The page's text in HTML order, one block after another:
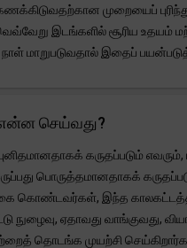
முறையைப்
இடங்களில் சூரிய உதயம்
மாறுபடுவதால் இதைப்
என்ன செய்வது?
கருதப்படும் எவரும்,
பொருத்தமானதாகக்
கொண்டவர்கள், இந்த
நுழைவு, ஏதாவது வாங்குவது,
தொடங்க முயற்சி